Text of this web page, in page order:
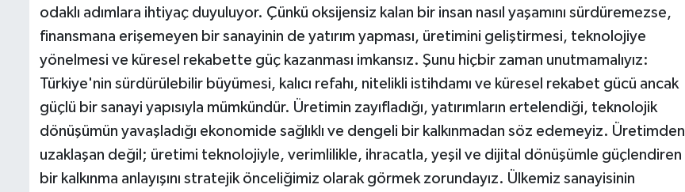
odaklı adımlara ihtiyaç duyuluyor. Çünkü oksijensiz kalan bir insan nasıl yaşamını sürdüremezse,
finansmana erişemeyen bir sanayinin de yatırım yapması, üretimini geliştirmesi, teknolojiye
yönelmesi ve küresel rekabette güç kazanması imkansız. Şunu hiçbir zaman unutmamalıyız:
Türkiye'nin sürdürülebilir büyümesi, kalıcı refahı, nitelikli istihdamı ve küresel rekabet gücü ancak
güçlü bir sanayi yapısıyla mümkündür. Üretimin zayıfladığı, yatırımların ertelendiği, teknolojik
dönüşümün yavaşladığı ekonomide sağlıklı ve dengeli bir kalkınmadan söz edemeyiz. Üretimden
uzaklaşan değil; üretimi teknolojiyle, verimlilikle, ihracatla, yeşil ve dijital dönüşümle güçlendiren
bir kalkınma anlayışını stratejik önceliğimiz olarak görmek zorundayız. Ülkemiz sanayisinin